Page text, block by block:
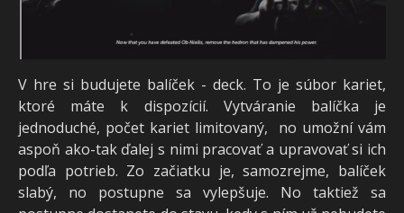
V hre si budujete balíček - deck. To je súbor kariet,
ktoré máte k dispozícií. Vytváranie balíčka je
jednoduché, počet kariet limitovaný, no umožní vám
aspoň ako-tak ďalej s nimi pracovať a upravovať si ich
podľa potrieb. Zo začiatku je, samozrejme, balíček
slabý, no postupne sa vylepšuje. No taktiež sa